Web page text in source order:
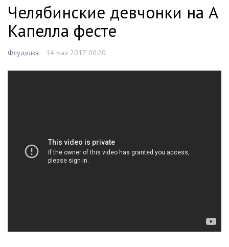
Челябинские девчонки на А
Капелла фесте
Флудилка 14 мая 2017, 00:20